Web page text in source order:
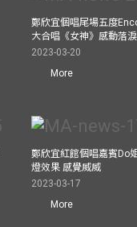
鄭欣宜個唱尾場五度
大合唱《女神》感動落淚
2023-03-20
More
鄭欣宜紅館個唱嘉賓Do
燈效果 感覺威威
2023-03-17
More